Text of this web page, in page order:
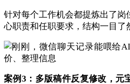
针对每个工作机会都提炼出了岗
心职责和任职要求，结构一目了
案例3： 多版稿件反复修改，元